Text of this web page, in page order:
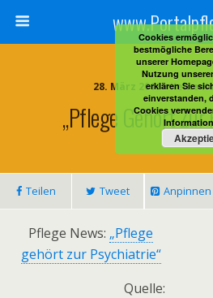
28. März 2013 • Keine
„Pflege Gehört
Teilen Tweet Anpinnen
Pflege News: „Pflege
gehört zur Psychiatrie“
Quelle:
Cookies
bestmögliche
unserer
Nutzung
erklären Sie
einverstanden,
Cookies